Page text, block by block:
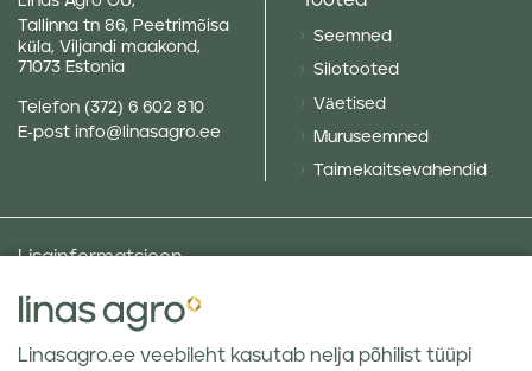
Tallinna tn 86, Peetrimõisa
küla, Viljandi maakond,
71073 Estonia
Telefon (372) 6 602 810
E-post info@linasagro.ee
Seemned
Silotooted
Väetised
Muruseemned
Taimekaitsevahendid
Lisainformatsioon
Taluniku põllugalerii
Sotsiaalne vastutus ja poliitikad
Andmekaitsetingimused
Linasagro.ee veebileht kasutab nelja põhilist tüüpi